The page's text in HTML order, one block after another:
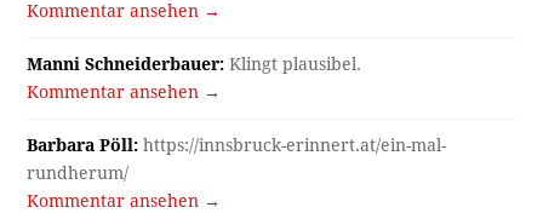
Kommentar ansehen →
Manni Schneiderbauer: Klingt plausibel.
Kommentar ansehen →
Barbara Pöll: https://innsbruck-erinnert.at/ein-mal-
rundherum/
Kommentar ansehen →